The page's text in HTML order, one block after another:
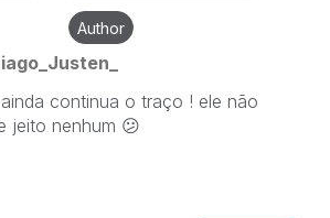
Author
continua o traço ! ele não
jeito nenhum 😕